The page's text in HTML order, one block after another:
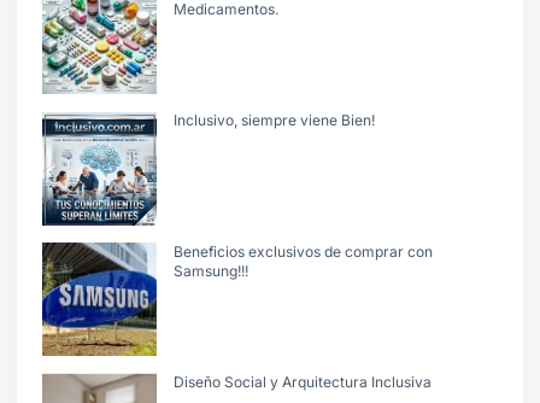
Medicamentos.
Inclusivo, siempre viene Bien!
Beneficios exclusivos de comprar con
Samsung!!!
Diseño Social y Arquitectura Inclusiva